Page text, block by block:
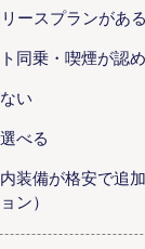
ースプランがある
同乗・喫煙が認
い
べる
装備が格安で追
ン）